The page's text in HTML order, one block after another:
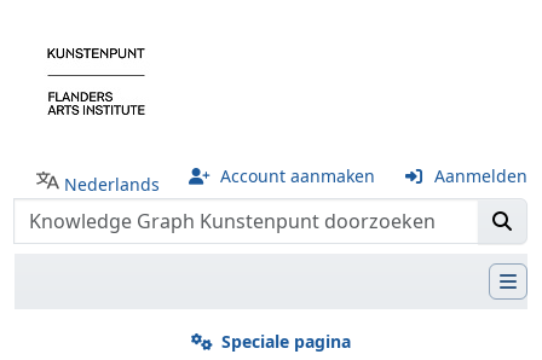
Nederlands Account aanmaken Aanmelden
Speciale pagina